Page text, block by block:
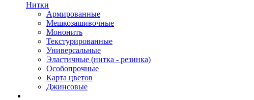
Нитки
Армированные
Мешкозашивочные
Мононить
Текстурированные
Универсальные
Эластичные (нитка - резинка)
Особопрочные
Карта цветов
Джинсовые